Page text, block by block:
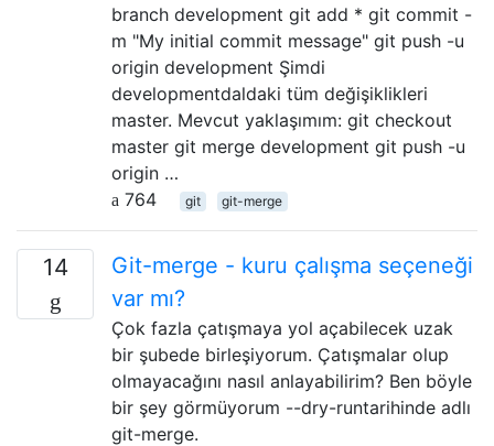
branch development git add * git commit -
m "My initial commit message" git push -u
origin development Şimdi
developmentdaldaki tüm değişiklikleri
master. Mevcut yaklaşımım: git checkout
master git merge development git push -u
origin …
764
git git-merge
14
Git-merge - kuru çalışma seçeneği
var mı?
Çok fazla çatışmaya yol açabilecek uzak
bir şubede birleşiyorum. Çatışmalar olup
olmayacağını nasıl anlayabilirim? Ben böyle
bir şey görmüyorum --dry-runtarihinde adlı
git-merge.